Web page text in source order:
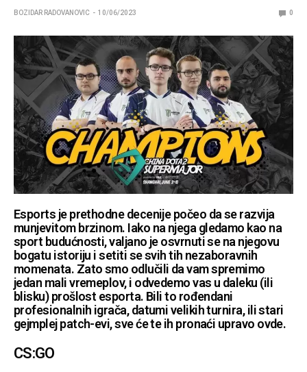
BOZIDAR RADOVANOVIC 10/06/2023 0
Esports je prethodne decenije počeo da se razvija
munjevitom brzinom. Iako na njega gledamo kao na
sport budućnosti, valjano je osvrnuti se na njegovu
bogatu istoriju i setiti se svih tih nezaboravnih
momenata. Zato smo odlučili da vam spremimo
jedan mali vremeplov, i odvedemo vas u daleku (ili
blisku) prošlost esporta. Bili to rođendani
profesionalnih igrača, datumi velikih turnira, ili stari
gejmplej patch-evi, sve će te ih pronaći upravo ovde.
CS:GO